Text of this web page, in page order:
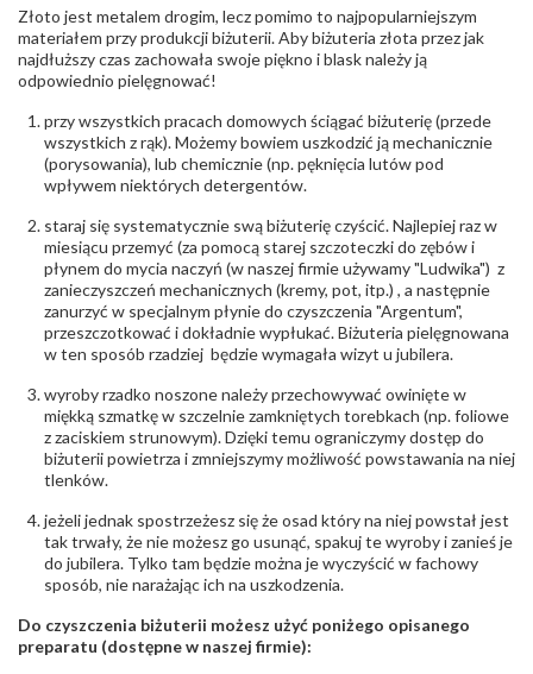
Producent
odpowiedzialny:
Łazur sp.j. Kowalowy 134 38-200 Jasło; NIP:
6850004631; tel.13 44 56 100;
biuro@obraczki.pl ,PZ Stelmach Sp. z o.o. ul.
Północna 22 45-805 Opole; NIP 7542889545;
Tel. +48 77 54 90 100; biuro@stelmach.pl
Bezpieczeństwo
- rodzaj
ostrzeżenia:
Nie nadaje się dla dzieci w wieku poniżej 3 lat
, Elementy w wyrobie wykonane z białego złota
zawierają nikiel
Złoto jest metalem drogim, lecz pomimo to najpopularniejszym
materiałem przy produkcji biżuterii. Aby biżuteria złota przez jak
najdłuższy czas zachowała swoje piękno i blask należy ją
odpowiednio pielęgnować!
przy wszystkich pracach domowych ściągać biżuterię (przede
wszystkich z rąk). Możemy bowiem uszkodzić ją mechanicznie
(porysowania), lub chemicznie (np. pęknięcia lutów pod
wpływem niektórych detergentów.
staraj się systematycznie swą biżuterię czyścić. Najlepiej raz w
miesiącu przemyć (za pomocą starej szczoteczki do zębów i
płynem do mycia naczyń (w naszej firmie używamy "Ludwika") z
zanieczyszczeń mechanicznych (kremy, pot, itp.) , a następnie
zanurzyć w specjalnym płynie do czyszczenia "Argentum",
przeszczotkować i dokładnie wypłukać. Biżuteria pielęgnowana
w ten sposób rzadziej będzie wymagała wizyt u jubilera.
wyroby rzadko noszone należy przechowywać owinięte w
miękką szmatkę w szczelnie zamkniętych torebkach (np. foliowe
z zaciskiem strunowym). Dzięki temu ograniczymy dostęp do
biżuterii powietrza i zmniejszymy możliwość powstawania na niej
tlenków.
jeżeli jednak spostrzeżesz się że osad który na niej powstał jest
tak trwały, że nie możesz go usunąć, spakuj te wyroby i zanieś je
do jubilera. Tylko tam będzie można je wyczyścić w fachowy
sposób, nie narażając ich na uszkodzenia.
Do czyszczenia biżuterii możesz użyć poniżego opisanego
preparatu (dostępne w naszej firmie):